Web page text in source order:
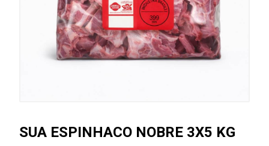
SUA ESPINHACO NOBRE 3X5 KG